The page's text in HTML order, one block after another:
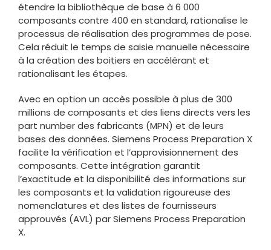
étendre la bibliothèque de base à 6 000
composants contre 400 en standard, rationalise le
processus de réalisation des programmes de pose.
Cela réduit le temps de saisie manuelle nécessaire
à la création des boitiers en accélérant et
rationalisant les étapes.
Avec en option un accès possible à plus de 300
millions de composants et des liens directs vers les
part number des fabricants (MPN) et de leurs
bases des données. Siemens Process Preparation X
facilite la vérification et l’approvisionnement des
composants. Cette intégration garantit
l’exactitude et la disponibilité des informations sur
les composants et la validation rigoureuse des
nomenclatures et des listes de fournisseurs
approuvés (AVL) par Siemens Process Preparation
X.